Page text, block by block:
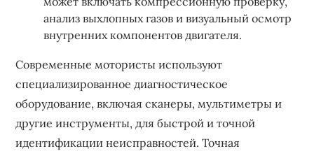
анализ выхлопных газов и визуальный осмотр
внутренних компонентов двигателя.
Современные мотористы используют
специализированное диагностическое
оборудование, включая сканеры, мультиметры и
другие инструменты, для быстрой и точной
идентификации неисправностей. Точная